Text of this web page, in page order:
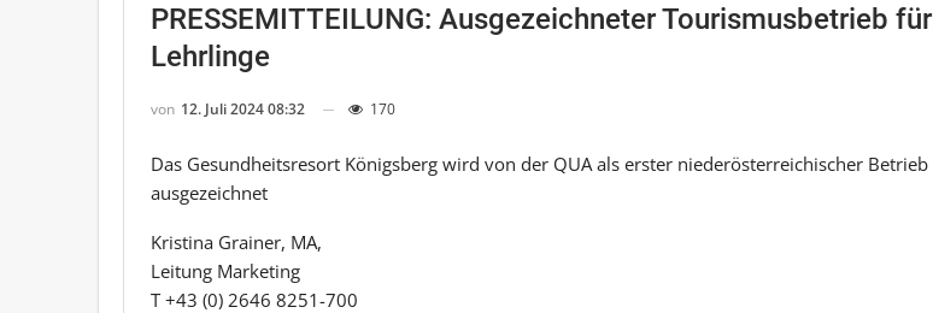
PRESSEMITTEILUNG: Ausgezeichneter Tourismusbetrieb für
Lehrlinge
von 12. Juli 2024 08:32 170
Das Gesundheitsresort Königsberg wird von der QUA als erster niederösterreichischer Betrieb
ausgezeichnet
Kristina Grainer, MA,
Leitung Marketing
T +43 (0) 2646 8251-700